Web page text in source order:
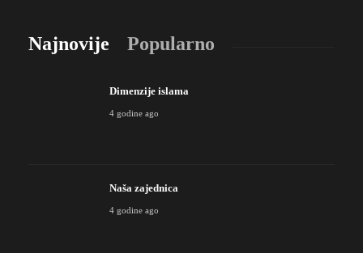
Najnovije Popularno
Dimenzije islama
4 godine ago
Naša zajednica
4 godine ago